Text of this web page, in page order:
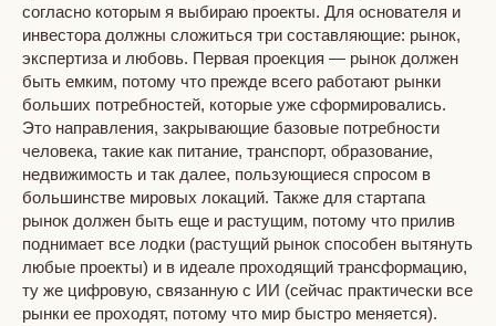
согласно которым я выбираю проекты. Для основателя и
инвестора должны сложиться три составляющие: рынок,
экспертиза и любовь. Первая проекция — рынок должен
быть емким, потому что прежде всего работают рынки
больших потребностей, которые уже сформировались.
Это направления, закрывающие базовые потребности
человека, такие как питание, транспорт, образование,
недвижимость и так далее, пользующиеся спросом в
большинстве мировых локаций. Также для стартапа
рынок должен быть еще и растущим, потому что прилив
поднимает все лодки (растущий рынок способен вытянуть
любые проекты) и в идеале проходящий трансформацию,
ту же цифровую, связанную с ИИ (сейчас практически все
рынки ее проходят, потому что мир быстро меняется).